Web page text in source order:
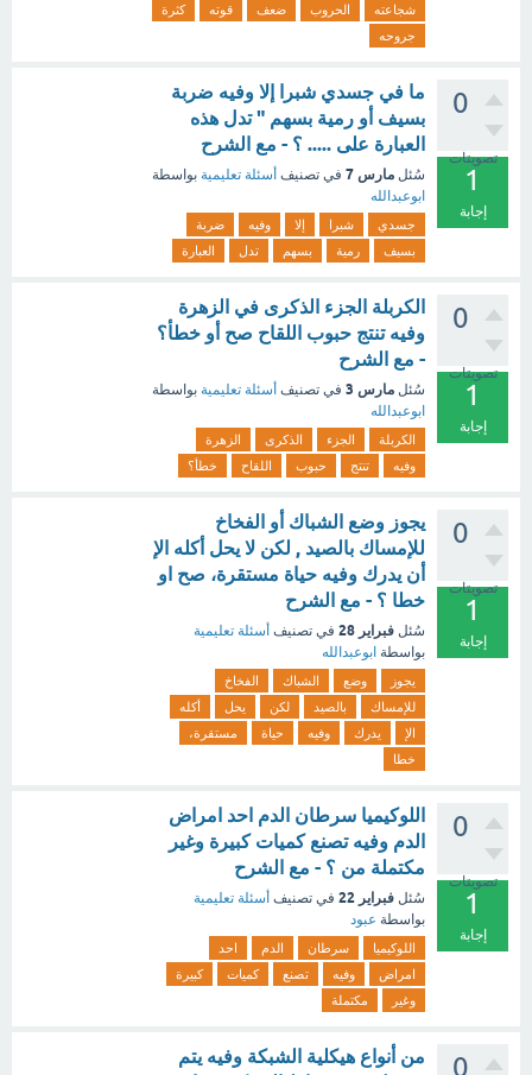
شجاعته
الحروب ضعف قوته
كثرة
جروحه
0
تصويتات
1
إجابة
ما في جسدي شبرا إلا وفيه ضربة
بسيف أو رمية بسهم " تدل هذه
العبارة على ..... ؟ - مع الشرح
سُئل مارس 7 في تصنيف أسئلة تعليمية بواسطة
ابوعبدالله
جسدي شبرا إلا وفيه
ضربة
بسيف
رمية بسهم تدل العبارة
0
تصويتات
1
إجابة
الكربلة ‏الجزء الذكرى في الزهرة
وفيه تنتج حبوب اللقاح صح أو خطأ؟
- مع الشرح
سُئل مارس 3 في تصنيف أسئلة تعليمية بواسطة
ابوعبدالله
الكربلة الجزء الذكرى
الزهرة
وفيه
تنتج حبوب اللقاح خطأ؟
0
تصويتات
1
إجابة
يجوز وضع الشباك أو الفخاخ
للإمساك بالصيد , لكن لا يحل أكله الإ
أن يدرك وفيه حياة مستقرة، صح او
خطا ؟ - مع الشرح
سُئل فبراير 28 في تصنيف أسئلة تعليمية
بواسطة ابوعبدالله
يجوز وضع الشباك
الفخاخ
للإمساك
بالصيد لكن يحل
أكله
الإ
يدرك وفيه حياة
مستقرة،
خطا
0
تصويتات
1
إجابة
اللوكيميا سرطان الدم احد امراض
الدم وفيه تصنع كميات كبيرة وغير
مكتملة من ؟ - مع الشرح
سُئل فبراير 22 في تصنيف أسئلة تعليمية
بواسطة عبود
اللوكيميا سرطان الدم
احد
امراض
وفيه تصنع كميات
كبيرة
وغير
مكتملة
0
من أنواع هيكلية الشبكة وفيه يتم